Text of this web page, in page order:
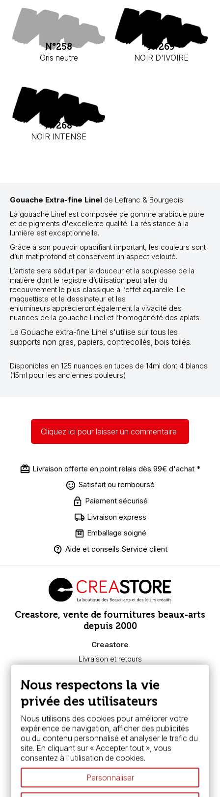
N°258
Gris neutre
N°269
NOIR D'IVOIRE
N°268
NOIR INTENSE
Gouache Extra-fine Linel de Lefranc & Bourgeois
La gouache Linel est composée de gomme arabique pure
et de pigments d'excellente qualité. La résistance à la
lumière est exceptionnelle.
Grâce à son pouvoir opacifiant important, les couleurs sont
d’un mat profond et conservent un aspect velouté.
L’artiste sera séduit par la douceur et la souplesse de la
matière dont le registre d’utilisation peut aller du
recouvrement le plus classique à l’effet aquarelle. Le
maquettiste et le dessinateur et les
enlumineurs apprécieront également la vivacité des
nuances de la gouache Linel et l’homogénéité des aplats.
La Gouache extra-fine Linel s'utilise sur tous les
supports non gras, papiers, contrecollés, bois toilés.
Disponibles en 125 nuances en tubes de 14ml dont 4 blancs
(15ml pour les anciennes couleurs)
Cliquez ici pour laisser un commentaire
Livraison offerte en point relais dès 99€ d'achat *
Satisfait ou remboursé
Paiement sécurisé
Livraison express
Emballage soigné
Aide et conseils Service client
Creastore, vente de fournitures beaux-arts
depuis 2000
Creastore
Livraison et retours
Paiement sécurisé
FAQ
Boutique à Angers
Services
Carte fidélité & avantages
Chèque cadeau, bon cadeaux
Devis & bon de commande
Pass culture - mode d'emploi
Nos promotions en cours
Espace conseils
Nous respectons la vie
privée des utilisateurs
Nous utilisons des cookies pour améliorer votre
expérience de navigation, afficher des publicités
ou du contenu personnalisé et analyser le trafic du
site. En cliquant sur « Accepter tout », vous
consentez à l'utilisation de cookies.
Personnaliser